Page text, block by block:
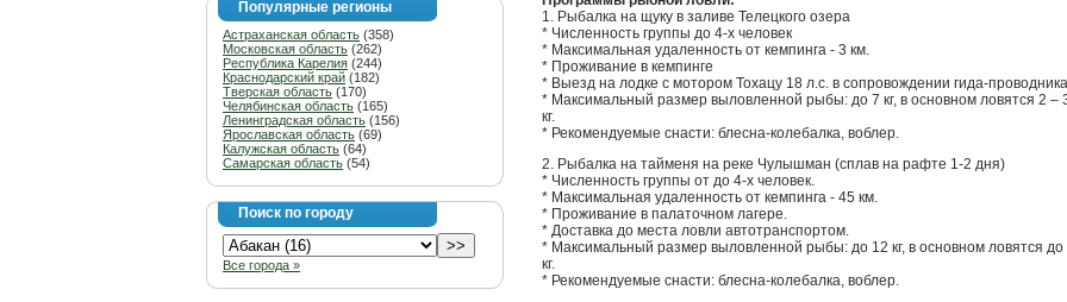
Популярные регионы
Астраханская область (358)
Московская область (262)
Республика Карелия (244)
Краснодарский край (182)
Тверская область (170)
Челябинская область (165)
Ленинградская область (156)
Ярославская область (69)
Калужская область (64)
Самарская область (54)
Поиск по городу
Все города »
1. Рыбалка на щуку в заливе Телецкого озера
* Численность группы до 4-х человек
* Максимальная удаленность от кемпинга - 3 км.
* Проживание в кемпинге
* Выезд на лодке с мотором Тохацу 18 л.с. в сопровождении гида-проводника
* Максимальный размер выловленной рыбы: до 7 кг, в основном ловятся 2 –
кг.
* Рекомендуемые снасти: блесна-колебалка, воблер.
2. Рыбалка на тайменя на реке Чулышман (сплав на рафте 1-2 дня)
* Численность группы от до 4-х человек.
* Максимальная удаленность от кемпинга - 45 км.
* Проживание в палаточном лагере.
* Доставка до места ловли автотранспортом.
* Максимальный размер выловленной рыбы: до 12 кг, в основном ловятся до
кг.
* Рекомендуемые снасти: блесна-колебалка, воблер.